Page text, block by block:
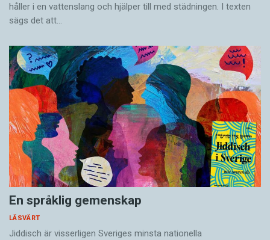
håller i en vatten­slang och hjälper till med städningen. I ­texten
sägs det att…
En språklig gemenskap
LÄSVÄRT
Jiddisch är visserligen Sveriges minsta nationella